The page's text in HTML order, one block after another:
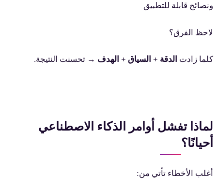
قابلة للتطبيق
الفرق؟
زادت الدقة + السياق + الهدف → تحسنت النتيجة.
تفشل أوامر الذكاء الاصطناعي
الأخطاء تأتي من: